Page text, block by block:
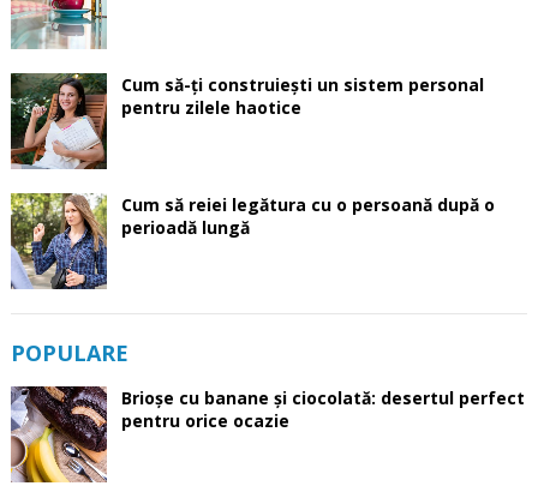
Cum să-ți construiești un sistem personal
pentru zilele haotice
Cum să reiei legătura cu o persoană după o
perioadă lungă
POPULARE
Brioșe cu banane și ciocolată: desertul perfect
pentru orice ocazie